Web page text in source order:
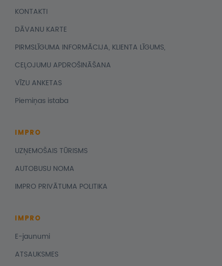
KONTAKTI
DĀVANU KARTE
PIRMSLĪGUMA INFORMĀCIJA, KLIENTA LĪGUMS,
CEĻOJUMU APDROŠINĀŠANA
VĪZU ANKETAS
Piemiņas istaba
IMPRO
UZŅEMOŠAIS TŪRISMS
AUTOBUSU NOMA
IMPRO PRIVĀTUMA POLITIKA
IMPRO
E-jaunumi
ATSAUKSMES